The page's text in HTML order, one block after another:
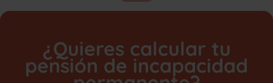
¿Quieres calcular tu
pensión de incapacidad